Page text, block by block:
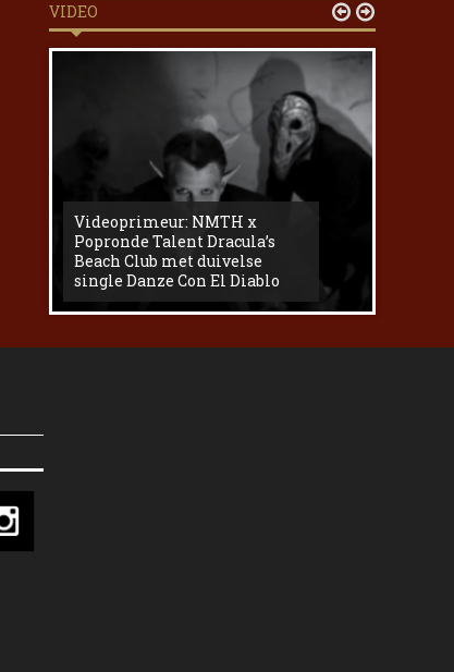
VIDEO
Videoprimeur: NMTH x
Popronde Talent Dracula’s
Beach Club met duivelse
single Danze Con El Diablo
 